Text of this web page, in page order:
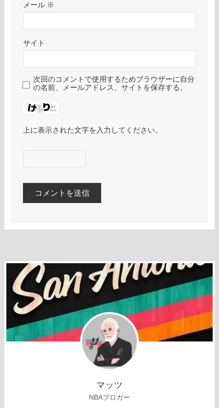
メール ※
サイト
次回のコメントで使用するためブラウザーに自分
の名前、メールアドレス、サイトを保存する。
上に表示された文字を入力してください。
マッツ
NBAブロガー